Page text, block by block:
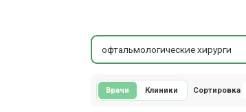
офтальмологические хирурги
Врачи Клиники Сортировка